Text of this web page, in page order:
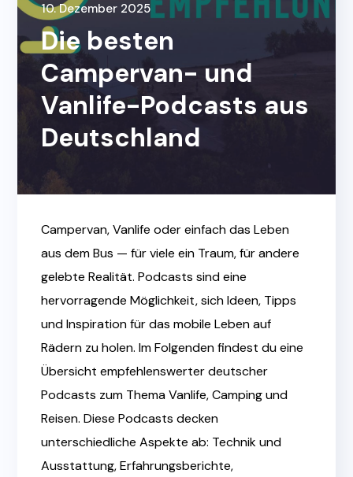
10. Dezember 2025
Die besten
Campervan- und
Vanlife-Podcasts aus
Deutschland
Campervan, Vanlife oder einfach das Leben
aus dem Bus — für viele ein Traum, für andere
gelebte Realität. Podcasts sind eine
hervorragende Möglichkeit, sich Ideen, Tipps
und Inspiration für das mobile Leben auf
Rädern zu holen. Im Folgenden findest du eine
Übersicht empfehlenswerter deutscher
Podcasts zum Thema Vanlife, Camping und
Reisen. Diese Podcasts decken
unterschiedliche Aspekte ab: Technik und
Ausstattung, Erfahrungsberichte,